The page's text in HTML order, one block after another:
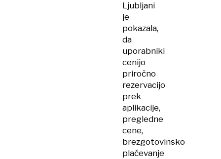
Ljubljani
je
pokazala,
da
uporabniki
cenijo
priročno
rezervacijo
prek
aplikacije,
pregledne
cene,
brezgotovinsko
plačevanje